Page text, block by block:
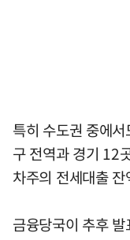
특히 수도권 중에
구 전역과 경기 12
차주의 전세대출
금융당국이 추후